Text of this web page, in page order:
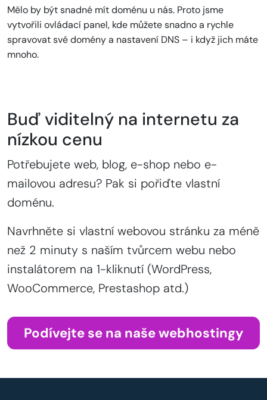
Mělo by být snadné mít doménu u nás. Proto jsme
vytvořili ovládací panel, kde můžete snadno a rychle
spravovat své domény a nastavení DNS – i když jich máte
mnoho.
Buď viditelný na internetu za
nízkou cenu
Potřebujete web, blog, e-shop nebo e-
mailovou adresu? Pak si pořiďte vlastní
doménu.
Navrhněte si vlastní webovou stránku za méně
než 2 minuty s naším tvůrcem webu nebo
instalátorem na 1-kliknutí (WordPress,
WooCommerce, Prestashop atd.)
Podívejte se na naše webhostingy